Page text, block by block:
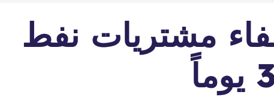
مشتريات نفط